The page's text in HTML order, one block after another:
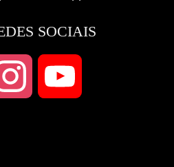
SOCIAIS
Instagram